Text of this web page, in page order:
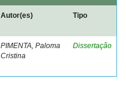
Autor(es) Tipo
PIMENTA, Paloma
Cristina
Dissertação